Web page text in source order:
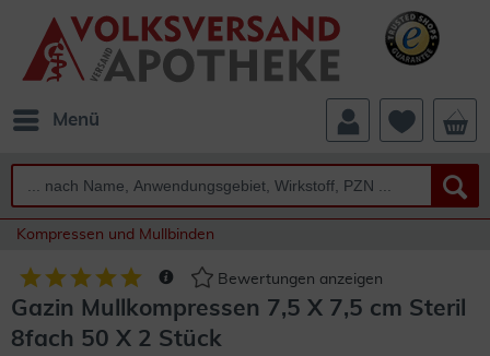
Menü
Kompressen und Mullbinden
Bewertungen anzeigen
Gazin Mullkompressen 7,5 X 7,5 cm Steril
8fach 50 X 2 Stück